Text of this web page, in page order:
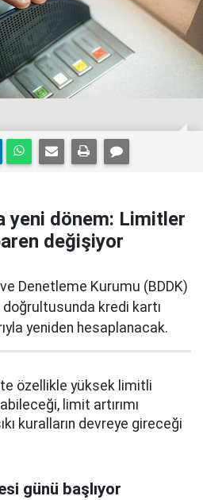
yeni dönem: Limitler
değişiyor
Denetleme Kurumu (BDDK)
doğrultusunda kredi kartı
yeniden hesaplanacak.
özellikle yüksek limitli
limit artırımı
kuralların devreye gireceği
günü başlıyor